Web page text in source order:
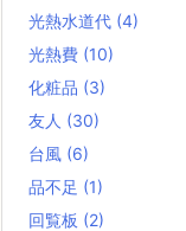
光熱水道代 (4)
光熱費 (10)
化粧品 (3)
友人 (30)
台風 (6)
品不足 (1)
回覧板 (2)